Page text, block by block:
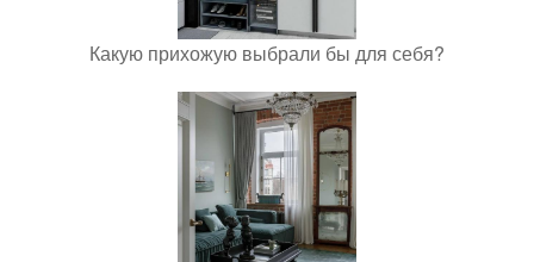
Какую прихожую выбрали бы для себя?